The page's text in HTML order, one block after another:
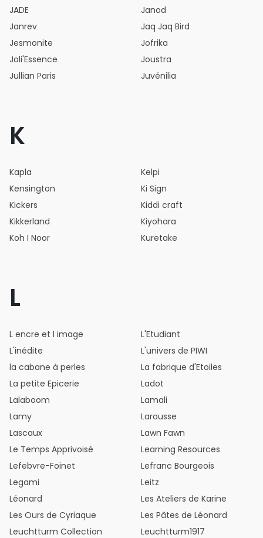
JADE
Janod
Janrev
Jaq Jaq Bird
Jesmonite
Jofrika
Joli'Essence
Joustra
Jullian Paris
Juvénilia
K
Kapla
Kelpi
Kensington
Ki Sign
Kickers
Kiddi craft
Kikkerland
Kiyohara
Koh I Noor
Kuretake
L
L encre et l image
L'Etudiant
L'inédite
L'univers de PIWI
la cabane à perles
La fabrique d'Etoiles
La petite Epicerie
Ladot
Lalaboom
Lamali
Lamy
Larousse
Lascaux
Lawn Fawn
Le Temps Apprivoisé
Learning Resources
Lefebvre-Foinet
Lefranc Bourgeois
Legami
Leitz
Léonard
Les Ateliers de Karine
Les Ours de Cyriaque
Les Pâtes de Léonard
Leuchtturm Collection
Leuchtturm1917